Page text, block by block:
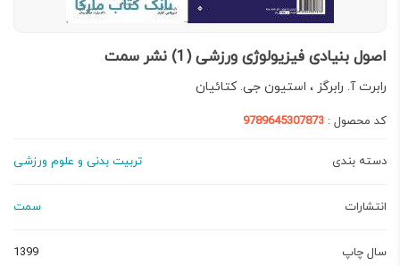
اصول بنیادی فیزیولوژی ورزشی (1) نشر سمت
رابرت آ. رابرگز ، استیون جی. کتائیان
کد محصول : 9789645307873
دسته بندی تربیت بدنی و علوم ورزشی
انتشارات سمت
سال چاپ 1399